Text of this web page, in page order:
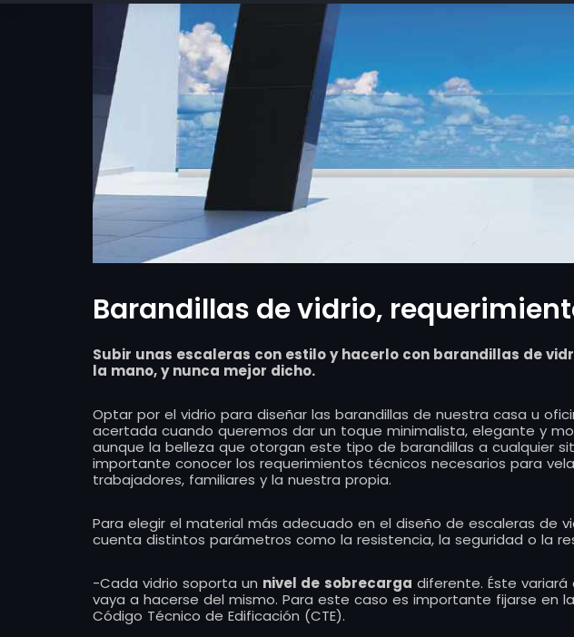
Barandillas de vidrio,
Subir unas escaleras con estilo y hacerlo con barandillas de
la mano, y nunca mejor dicho.
Optar por el vidrio para diseñar las barandillas de nuestra casa u
acertada cuando queremos dar un toque minimalista, elegante y
aunque la belleza que otorgan este tipo de barandillas a cualquier
importante conocer los requerimientos técnicos necesarios para
trabajadores, familiares y la nuestra propia.
Para elegir el material más adecuado en el diseño de escaleras de
cuenta distintos parámetros como la resistencia, la seguridad o la
-Cada vidrio soporta un nivel de sobrecarga diferente. Éste
vaya a hacerse del mismo. Para este caso es importante fijarse en
Código Técnico de Edificación (CTE).